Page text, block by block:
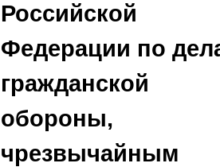
Российской
Федерации по
гражданской
обороны,
чрезвычайным